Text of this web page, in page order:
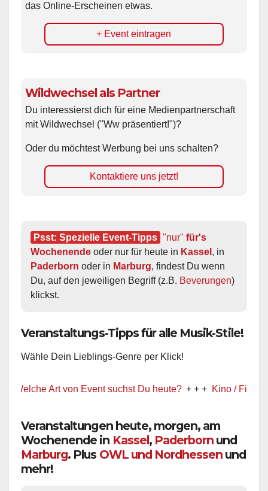
das Online-Erscheinen etwas.
+ Event eintragen
Wildwechsel als Partner
Du interessierst dich für eine Medienpartnerschaft
mit Wildwechsel ("Ww präsentiert!")?
Oder du möchtest Werbung bei uns schalten?
Kontaktiere uns jetzt!
Psst: Spezielle Event-Tipps "nur" für's
Wochenende oder nur für heute in Kassel
Paderborn oder in Marburg, findest Du wenn
Du, auf den jeweiligen Begriff (z.B. Beverungen)
klickst.
Veranstaltungs-Tipps für alle Musik-Stile!
Wähle Dein Lieblings-Genre per Klick!
Art von Event suchst Du heute? + + + Kino / Film + + +
Veranstaltungen heute, morgen, am
Wochenende in Kassel, Paderborn und
Marburg. Plus OWL und Nordhessen und
mehr!